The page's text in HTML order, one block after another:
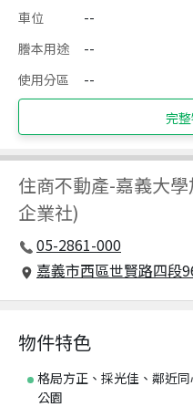
車位
--
謄本用途
--
使用分區
--
完
住商不動產-嘉義大
企業社)
05-2861-000
嘉義市西區世賢路四段
物件特色
格局方正、採光佳、鄰近
公園